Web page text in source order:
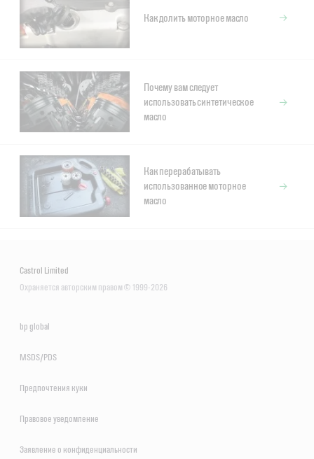
Как долить моторное масло
Почему вам следует
использовать синтетическое
масло
Как перерабатывать
использованное моторное
масло
Castrol Limited
Охраняется авторским правом © 1999-2026
bp global
MSDS/PDS
Предпочтения куки
Правовое уведомление
Заявление о конфиденциальности